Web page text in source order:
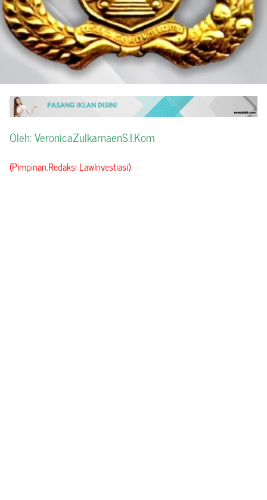
Oleh: VeronicaZulkarnaenS.I.Kom
(Pimpinan.Redaksi LawInvestiasi)